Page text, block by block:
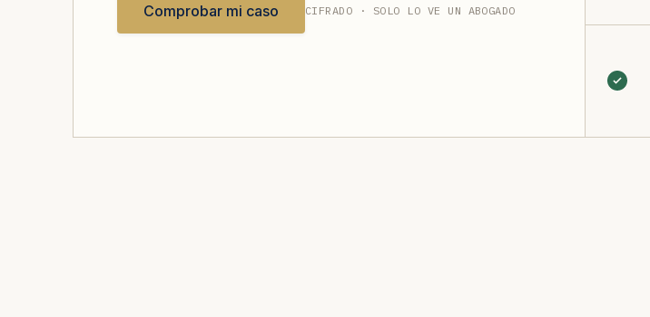
Comprobar mi caso CIFRADO · SOLO LO VE UN ABOGADO